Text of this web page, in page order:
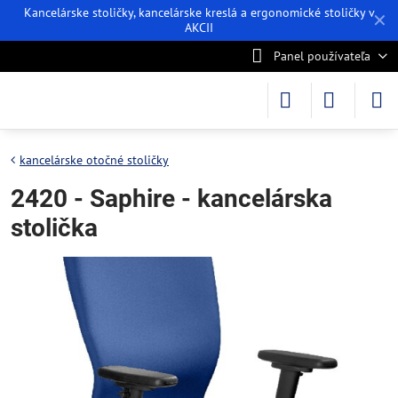
✕
Kancelárske stoličky, kancelárske kreslá a ergonomické stoličky v
AKCII
Panel používateľa
kancelárske otočné stoličky
2420 - Saphire - kancelárska
stolička